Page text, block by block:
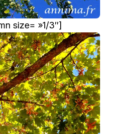
size= »1/3″]